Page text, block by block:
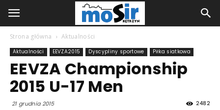
Strona główna Aktualności
Aktualności EEVZA2015 Dyscypliny sportowe Piłka siatkowa
EEVZA Championship
2015 U-17 Men
21 grudnia 2015 2482